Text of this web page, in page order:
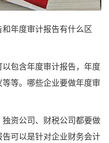
年度审计报告有什么区
包含年度审计报告，年度
等。哪些企业要做年度审
资公司、财税公司都要做
可以是针对企业财务会计